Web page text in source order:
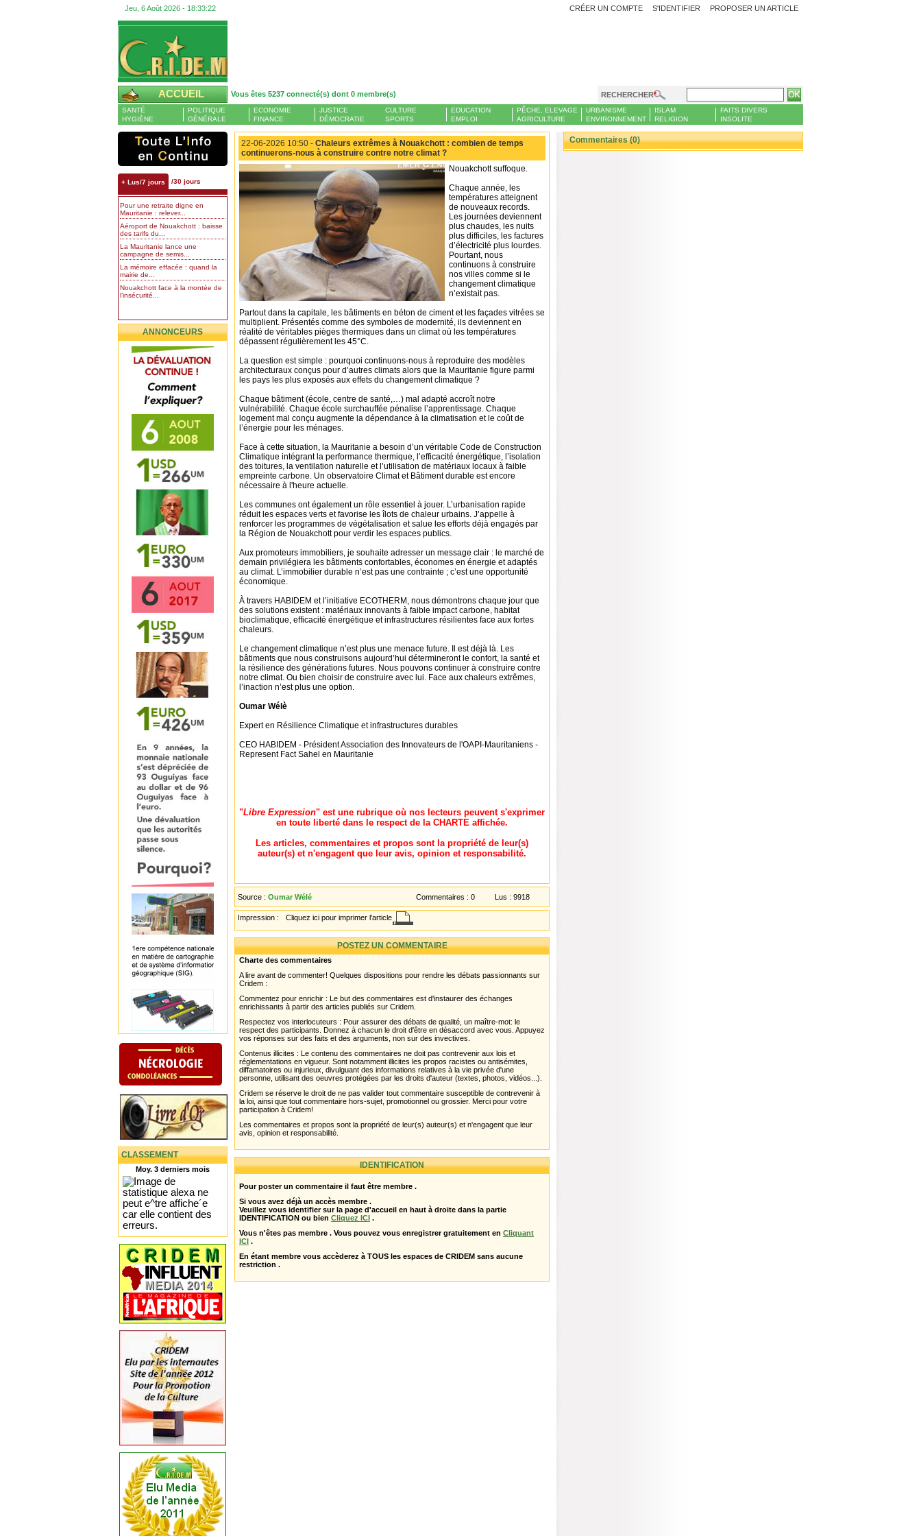
Jeu, 6 Août 2026 - 18:33:22 PROPOSER UN ARTICLE
CRÉER UN COMPTE S'IDENTIFIER
ACCUEIL Vous êtes 5237 connecté(s) dont 0 membre(s) RECHERCHER
SANTÉ
HYGIÈNE
POLITIQUE
GÉNÉRALE
ECONOMIE
FINANCE
JUSTICE
DÉMOCRATIE
CULTURE
SPORTS
EDUCATION
EMPLOI
PÊCHE, ELEVAGE
AGRICULTURE
URBANISME
ENVIRONNEMENT
ISLAM
RELIGION
FAITS DIVERS
INSOLITE
+ Lus/7 jours /30 jours
Pour une retraite digne en
Mauritanie : relever...
Aéroport de Nouakchott : baisse
des tarifs du...
La Mauritanie lance une
campagne de semis...
La mémoire effacée : quand la
mairie de...
Nouakchott face à la montée de
l’insécurité...
ANNONCEURS
CLASSEMENT
Moy. 3 derniers mois
22-06-2026 10:50 - Chaleurs extrêmes à Nouakchott : combien de temps
continuerons-nous à construire contre notre climat ?
Nouakchott suffoque.
Chaque année, les
températures atteignent
de nouveaux records.
Les journées deviennent
plus chaudes, les nuits
plus difficiles, les factures
d’électricité plus lourdes.
Pourtant, nous
continuons à construire
nos villes comme si le
changement climatique
n’existait pas.
Partout dans la capitale, les bâtiments en béton de ciment et les façades vitrées se
multiplient. Présentés comme des symboles de modernité, ils deviennent en
réalité de véritables pièges thermiques dans un climat où les températures
dépassent régulièrement les 45°C.
La question est simple : pourquoi continuons-nous à reproduire des modèles
architecturaux conçus pour d’autres climats alors que la Mauritanie figure parmi
les pays les plus exposés aux effets du changement climatique ?
Chaque bâtiment (école, centre de santé,…) mal adapté accroît notre
vulnérabilité. Chaque école surchauffée pénalise l’apprentissage. Chaque
logement mal conçu augmente la dépendance à la climatisation et le coût de
l’énergie pour les ménages.
Face à cette situation, la Mauritanie a besoin d’un véritable Code de Construction
Climatique intégrant la performance thermique, l’efficacité énergétique, l’isolation
des toitures, la ventilation naturelle et l’utilisation de matériaux locaux à faible
empreinte carbone. Un observatoire Climat et Bâtiment durable est encore
nécessaire à l'heure actuelle.
Les communes ont également un rôle essentiel à jouer. L’urbanisation rapide
réduit les espaces verts et favorise les îlots de chaleur urbains. J’appelle à
renforcer les programmes de végétalisation et salue les efforts déjà engagés par
la Région de Nouakchott pour verdir les espaces publics.
Aux promoteurs immobiliers, je souhaite adresser un message clair : le marché de
demain privilégiera les bâtiments confortables, économes en énergie et adaptés
au climat. L’immobilier durable n’est pas une contrainte ; c’est une opportunité
économique.
À travers HABIDEM et l’initiative ECOTHERM, nous démontrons chaque jour que
des solutions existent : matériaux innovants à faible impact carbone, habitat
bioclimatique, efficacité énergétique et infrastructures résilientes face aux fortes
chaleurs.
Le changement climatique n’est plus une menace future. Il est déjà là. Les
bâtiments que nous construisons aujourd’hui détermineront le confort, la santé et
la résilience des générations futures. Nous pouvons continuer à construire contre
notre climat. Ou bien choisir de construire avec lui. Face aux chaleurs extrêmes,
l’inaction n’est plus une option.
Oumar Wélè
Expert en Résilience Climatique et infrastructures durables
CEO HABIDEM - Président Association des Innovateurs de l'OAPI-Mauritaniens -
Represent Fact Sahel en Mauritanie
"Libre Expression" est une rubrique où nos lecteurs peuvent s'exprimer
en toute liberté dans le respect de la CHARTE affichée.
Les articles, commentaires et propos sont la propriété de leur(s)
auteur(s) et n'engagent que leur avis, opinion et responsabilité.
Source : Oumar Wélé Commentaires : 0 Lus : 9918
Impression : Cliquez ici pour imprimer l'article
POSTEZ UN COMMENTAIRE
Charte des commentaires
A lire avant de commenter! Quelques dispositions pour rendre les débats passionnants sur
Cridem :
Commentez pour enrichir : Le but des commentaires est d'instaurer des échanges
enrichissants à partir des articles publiés sur Cridem.
Respectez vos interlocuteurs : Pour assurer des débats de qualité, un maître-mot: le
respect des participants. Donnez à chacun le droit d'être en désaccord avec vous. Appuyez
vos réponses sur des faits et des arguments, non sur des invectives.
Contenus illicites : Le contenu des commentaires ne doit pas contrevenir aux lois et
réglementations en vigueur. Sont notamment illicites les propos racistes ou antisémites,
diffamatoires ou injurieux, divulguant des informations relatives à la vie privée d'une
personne, utilisant des oeuvres protégées par les droits d'auteur (textes, photos, vidéos...).
Cridem se réserve le droit de ne pas valider tout commentaire susceptible de contrevenir à
la loi, ainsi que tout commentaire hors-sujet, promotionnel ou grossier. Merci pour votre
participation à Cridem!
Les commentaires et propos sont la propriété de leur(s) auteur(s) et n'engagent que leur
avis, opinion et responsabilité.
IDENTIFICATION
Pour poster un commentaire il faut être membre .
Si vous avez déjà un accès membre .
Veuillez vous identifier sur la page d'accueil en haut à droite dans la partie
IDENTIFICATION ou bien Cliquez ICI .
Vous n'êtes pas membre . Vous pouvez vous enregistrer gratuitement en Cliquant
ICI .
En étant membre vous accèderez à TOUS les espaces de CRIDEM sans aucune
restriction .
Commentaires (0)